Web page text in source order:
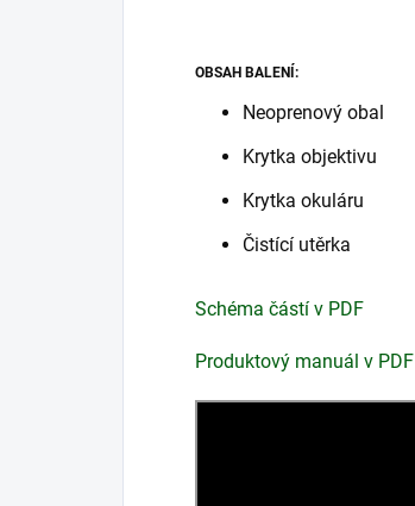
OBSAH BALENÍ:
Neoprenový obal
Krytka objektivu
Krytka okuláru
Čistící utěrka
Schéma částí v PDF
Produktový manuál v PDF